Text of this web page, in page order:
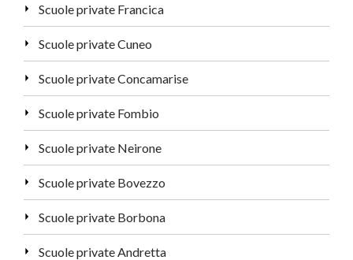
Scuole private Francica
Scuole private Cuneo
Scuole private Concamarise
Scuole private Fombio
Scuole private Neirone
Scuole private Bovezzo
Scuole private Borbona
Scuole private Andretta